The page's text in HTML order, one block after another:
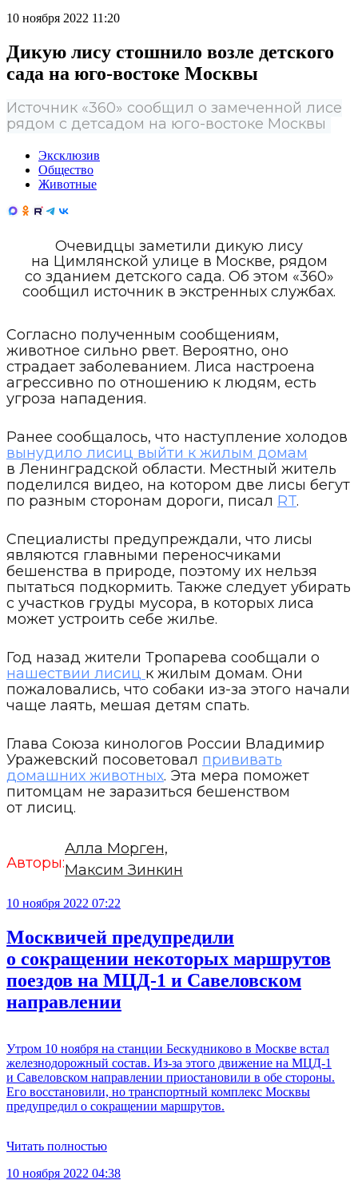
10 ноября 2022 11:20
Дикую лису стошнило возле детского
сада на юго-востоке Москвы
Источник «360» сообщил о замеченной лисе
рядом с детсадом на юго-востоке Москвы
Эксклюзив
Общество
Животные
Очевидцы заметили дикую лису
на Цимлянской улице в Москве, рядом
со зданием детского сада. Об этом «360»
сообщил источник в экстренных службах.
Согласно полученным сообщениям,
животное сильно рвет. Вероятно, оно
страдает заболеванием. Лиса настроена
агрессивно по отношению к людям, есть
угроза нападения.
Ранее сообщалось, что наступление холодов
вынудило лисиц выйти к жилым домам
в Ленинградской области. Местный житель
поделился видео, на котором две лисы бегут
по разным сторонам дороги, писал RT.
Специалисты предупреждали, что лисы
являются главными переносчиками
бешенства в природе, поэтому их нельзя
пытаться подкормить. Также следует убирать
с участков груды мусора, в которых лиса
может устроить себе жилье.
Год назад жители Тропарева сообщали о
нашествии лисиц к жилым домам. Они
пожаловались, что собаки из-за этого начали
чаще лаять, мешая детям спать.
Глава Союза кинологов России Владимир
Уражевский посоветовал прививать
домашних животных. Эта мера поможет
питомцам не заразиться бешенством
от лисиц.
Авторы:
Алла Морген,
Максим Зинкин
10 ноября 2022 07:22
Москвичей предупредили
о сокращении некоторых маршрутов
поездов на МЦД-1 и Савеловском
направлении
Утром 10 ноября на станции Бескудниково в Москве встал
железнодорожный состав. Из-за этого движение на МЦД-1
и Савеловском направлении приостановили в обе стороны.
Его восстановили, но транспортный комплекс Москвы
предупредил о сокращении маршрутов.
Читать полностью
10 ноября 2022 04:38